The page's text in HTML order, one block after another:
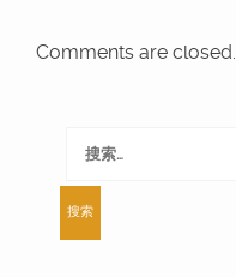
Comments are closed.
索：